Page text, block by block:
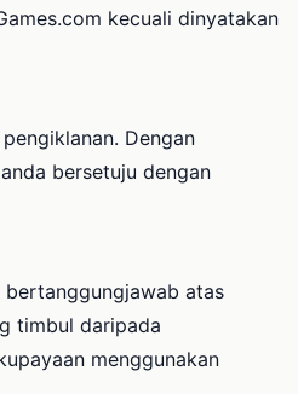
kecuali dinyatakan
Dengan
bersetuju dengan
bertanggungjawab atas
timbul daripada
menggunakan